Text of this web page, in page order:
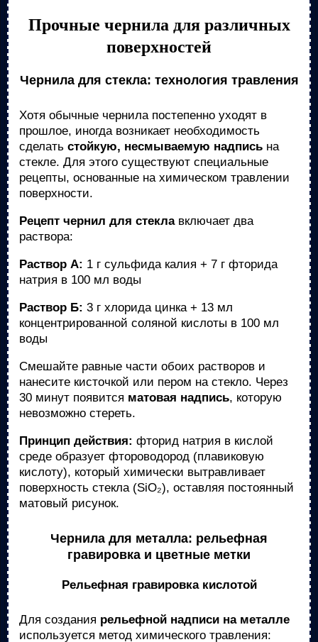
Прочные чернила для различных
поверхностей
Чернила для стекла: технология травления
Хотя обычные чернила постепенно уходят в
прошлое, иногда возникает необходимость
сделать стойкую, несмываемую надпись на
стекле. Для этого существуют специальные
рецепты, основанные на химическом травлении
поверхности.
Рецепт чернил для стеклавключает два
раствора:
Раствор А: 1 г сульфида калия + 7 г фторида
натрия в 100 мл воды
Раствор Б: 3 г хлорида цинка + 13 мл
концентрированной соляной кислоты в 100 мл
воды
Смешайте равные части обоих растворов и
нанесите кисточкой или пером на стекло. Через
30 минут появится матовая надпись, которую
невозможно стереть.
Принцип действия: фторид натрия в кислой
среде образует фтороводород (плавиковую
кислоту), который химически вытравливает
поверхность стекла (SiO₂), оставляя постоянный
матовый рисунок.
Чернила для металла: рельефная
гравировка и цветные метки
Рельефная гравировка кислотой
Для создания рельефной надписи на металле
используется метод химического травления: